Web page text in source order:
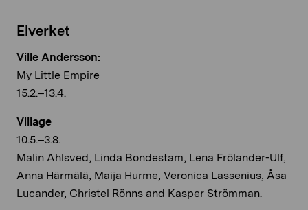
Elverket
Ville Andersson:
My Little Empire
15.2.–13.4.
Village
10.5.–3.8.
Malin Ahlsved, Linda Bondestam, Lena Frölander-Ulf,
Anna Härmälä, Maija Hurme, Veronica Lassenius, Åsa
Lucander, Christel Rönns and Kasper Strömman.